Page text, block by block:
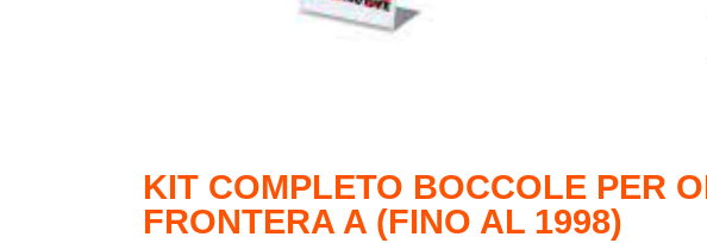
KIT COMPLETO BOCCOLE PER
FRONTERA A (FINO AL 1998)